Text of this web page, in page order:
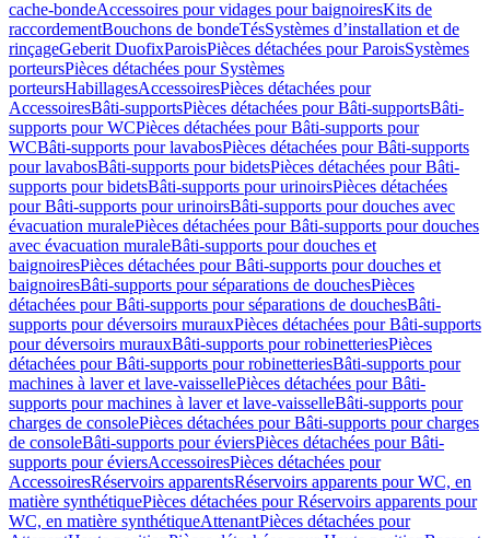
cache-bondeAccessoires pour vidages pour baignoiresKits de
raccordementBouchons de bondeTésSystèmes d’installation et de
rinçageGeberit DuofixParoisPièces détachées pour ParoisSystèmes
porteursPièces détachées pour Systèmes
porteursHabillagesAccessoiresPièces détachées pour
AccessoiresBâti-supportsPièces détachées pour Bâti-supportsBâti-
supports pour WCPièces détachées pour Bâti-supports pour
WCBâti-supports pour lavabosPièces détachées pour Bâti-supports
pour lavabosBâti-supports pour bidetsPièces détachées pour Bâti-
supports pour bidetsBâti-supports pour urinoirsPièces détachées
pour Bâti-supports pour urinoirsBâti-supports pour douches avec
évacuation muralePièces détachées pour Bâti-supports pour douches
avec évacuation muraleBâti-supports pour douches et
baignoiresPièces détachées pour Bâti-supports pour douches et
baignoiresBâti-supports pour séparations de douchesPièces
détachées pour Bâti-supports pour séparations de douchesBâti-
supports pour déversoirs murauxPièces détachées pour Bâti-supports
pour déversoirs murauxBâti-supports pour robinetteriesPièces
détachées pour Bâti-supports pour robinetteriesBâti-supports pour
machines à laver et lave-vaissellePièces détachées pour Bâti-
supports pour machines à laver et lave-vaisselleBâti-supports pour
charges de consolePièces détachées pour Bâti-supports pour charges
de consoleBâti-supports pour éviersPièces détachées pour Bâti-
supports pour éviersAccessoiresPièces détachées pour
AccessoiresRéservoirs apparentsRéservoirs apparents pour WC, en
matière synthétiquePièces détachées pour Réservoirs apparents pour
WC, en matière synthétiqueAttenantPièces détachées pour